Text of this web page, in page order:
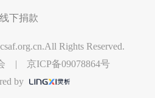
线下捐款
Rights Reserved.
会 | 京ICP备09078864号
by